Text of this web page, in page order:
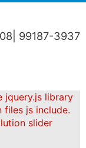
99187-3937
jquery.js library
js include.
slider